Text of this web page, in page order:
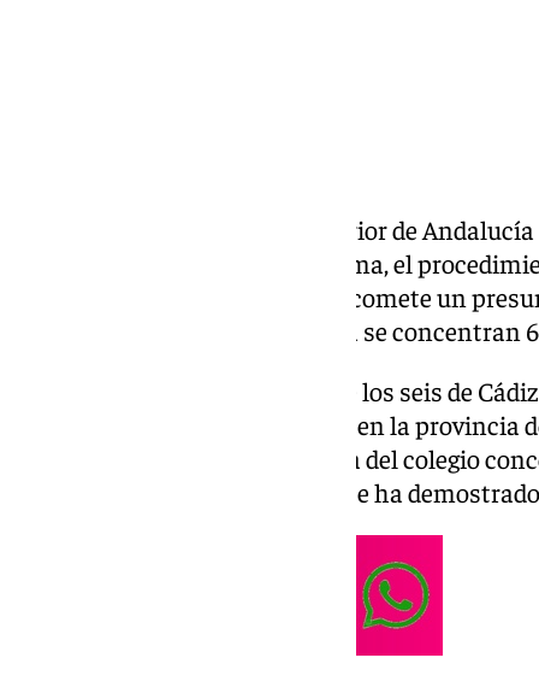
La memoria de la Fiscalía Superior de
total de 75 expedientes de reforma, el
un menor de entre 14 y 18 años comete un
estos 75 expedientes, en Málaga se concentran
Málaga está a la cabeza, le sigue los seis de
Huelva. No consta ningún caso en la provincia
15 de octubre una joven, alumna del colegio
había denunciado en el centro se ha